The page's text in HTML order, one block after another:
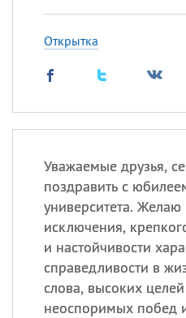
Открытка
Уважаемые друзья,
поздравить с
университета. Желаю
исключения,
и настойчивости
справедливости в
слова, высоких
неоспоримых побед